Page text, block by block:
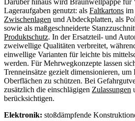
Lageraufgaben genutzt: als Faltkartons im
Zwischenlagen und Abdeckplatten, als
sowie als maßgeschneiderte
Produktschutz. In der Ersatzteil- und
zweiwellige Qualitäten verbreitet,
einwellige Varianten für leichte bis
werden. Für Mehrwegkonzepte lassen
Trenneinsätze gezielt dimensionieren, um
Oberflächen zu schützen. Bei
zusätzlich die einschlägigen Zulassungen
berücksichtigen.
Elektronik: stoßdämpfende